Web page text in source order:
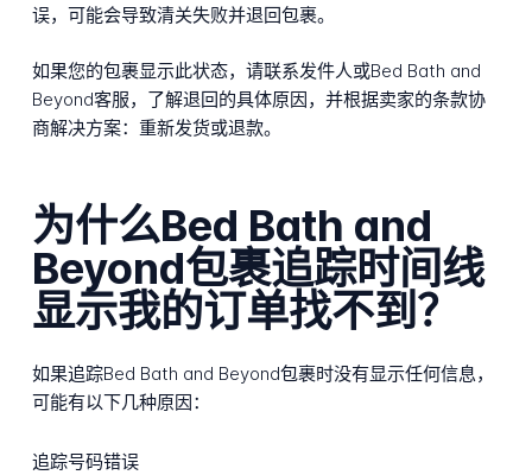
误，可能会导致清关失败并退回包裹。
如果您的包裹显示此状态，请联系发件人或Bed Bath and
Beyond客服，了解退回的具体原因，并根据卖家的条款协
商解决方案：重新发货或退款。
为什么Bed Bath and
Beyond包裹追踪时间线
显示我的订单找不到？
如果追踪Bed Bath and Beyond包裹时没有显示任何信息，
可能有以下几种原因：
追踪号码错误